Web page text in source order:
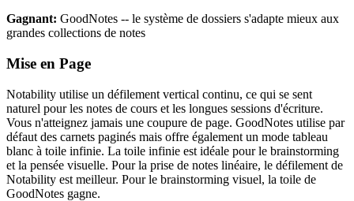
Gagnant: GoodNotes -- le système de dossiers s'adapte mieux aux
grandes collections de notes
Mise en Page
Notability utilise un défilement vertical continu, ce qui se sent
naturel pour les notes de cours et les longues sessions d'écriture.
Vous n'atteignez jamais une coupure de page. GoodNotes utilise par
défaut des carnets paginés mais offre également un mode tableau
blanc à toile infinie. La toile infinie est idéale pour le brainstorming
et la pensée visuelle. Pour la prise de notes linéaire, le défilement de
Notability est meilleur. Pour le brainstorming visuel, la toile de
GoodNotes gagne.